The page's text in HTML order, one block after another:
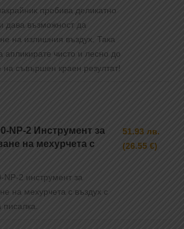
пробива деликатно
дава възможност да
на излишния въздух. Така
апликирате чисто и лесно до
на съвършен краен резултат!
NP-2 Инструмент за
на мехурчета с
NP-2 инструмент за
на мехурчета с въздух с
51.93 лв.
(26.55 €)